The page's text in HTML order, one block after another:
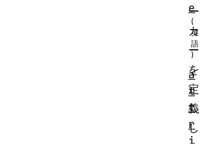
ー
カ
ー
を
定
義
し
e
a
t
t
r